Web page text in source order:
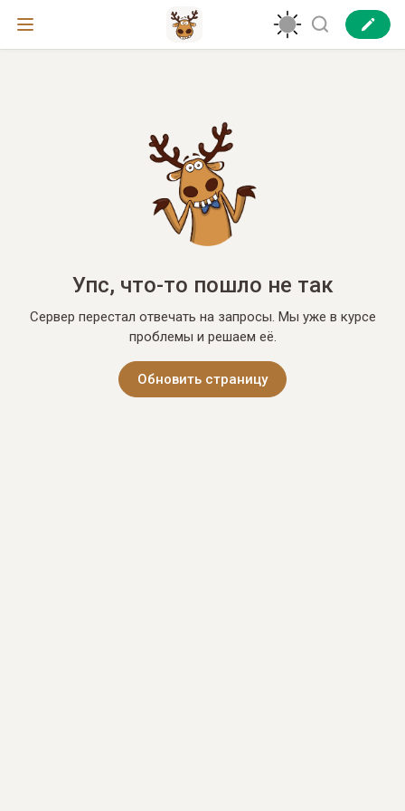
Упс, что-то пошло не так
Сервер перестал отвечать на запросы. Мы уже в курсе
проблемы и решаем её.
Обновить страницу